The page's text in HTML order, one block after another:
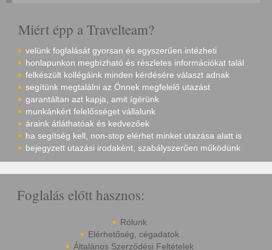
Miért épp a Travelteam?
velünk foglalását gyorsan és egyszerűen intézheti
honlapunkon megbízható és részletes információkat talál
felkészült kollégáink minden kérdésére választ adnak
segítünk megtalálni az Önnek megfelelő utazást
garantáltan azt kapja, amit ígérünk
munkánkért felelősséget vállalunk
áraink átláthatóak és kedvezőek
ha segítség kell, non-stop elérhet minket utazása alatt is
bejegyzett utazási irodaként, szabályszerűen működünk
Foglalás előtt hasznos:
Rólunk
Elérhetőség, cégadatok
Általános Szerződési Feltételek